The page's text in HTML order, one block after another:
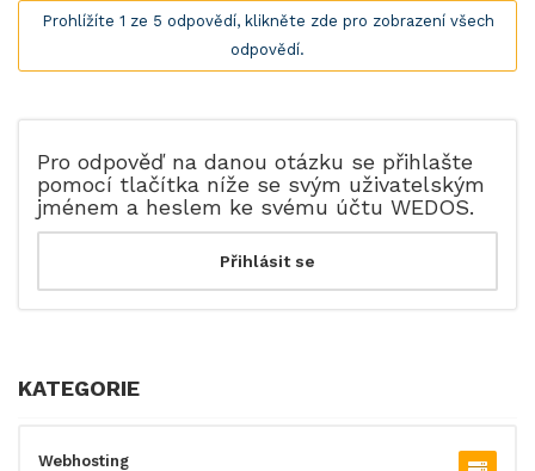
Prohlížíte 1 ze 5 odpovědí, klikněte zde pro zobrazení všech
odpovědí.
Pro odpověď na danou otázku se přihlašte
pomocí tlačítka níže se svým uživatelským
jménem a heslem ke svému účtu WEDOS.
KATEGORIE
Webhosting